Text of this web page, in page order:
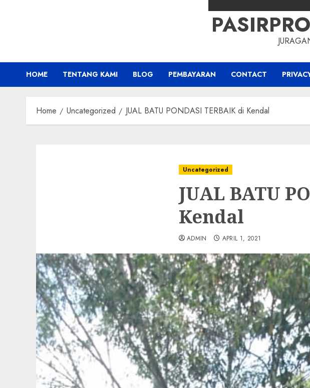
HOME TENTANG KAMI BLOG PEMBAYARAN CONTACT
Home Uncategorized JUAL BATU PONDASI TERBAIK di Kendal
Uncategorized
JUAL BATU
Kendal
ADMIN APRIL 1, 2021